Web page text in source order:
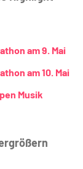
am 9. Mai
am 10. Mai
Musik